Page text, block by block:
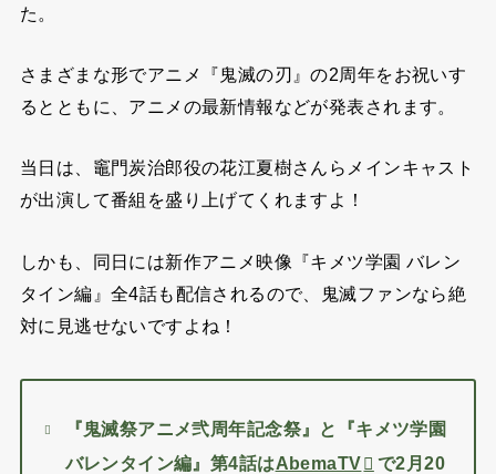
た。
さまざまな形でアニメ『鬼滅の刃』の2周年をお祝いす
るとともに、アニメの最新情報などが発表されます。
当日は、竈門炭治郎役の花江夏樹さんらメインキャスト
が出演して番組を盛り上げてくれますよ！
しかも、同日には新作アニメ映像『キメツ学園 バレン
タイン編』全4話も配信されるので、鬼滅ファンなら絶
対に見逃せないですよね！
『鬼滅祭アニメ弐周年記念祭』と『キメツ学園
バレンタイン編』第4話はAbemaTV
で2月20